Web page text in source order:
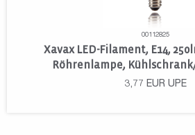
00112825
Xavax LED-Filament, E14,
Röhrenlampe,
3,77 EUR UPE